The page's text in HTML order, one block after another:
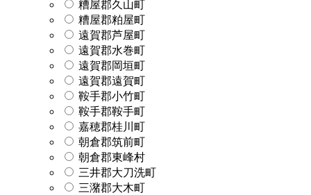
糟屋郡久山町
糟屋郡粕屋町
遠賀郡芦屋町
遠賀郡水巻町
遠賀郡岡垣町
遠賀郡遠賀町
鞍手郡小竹町
鞍手郡鞍手町
嘉穂郡桂川町
朝倉郡筑前町
朝倉郡東峰村
三井郡大刀洗町
三潴郡大木町